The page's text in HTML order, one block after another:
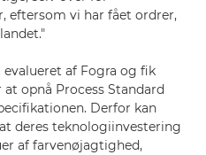
eftersom vi har fået ordrer,
af Fogra og fik
opnå Process Standard
Derfor kan
deres teknologiinvestering
af farvenøjagtighed,